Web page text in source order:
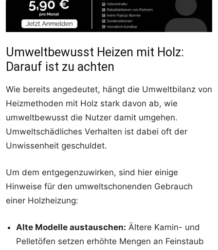
Umweltbewusst Heizen mit Holz:
Darauf ist zu achten
Wie bereits angedeutet, hängt die Umweltbilanz von
Heizmethoden mit Holz stark davon ab, wie
umweltbewusst die Nutzer damit umgehen.
Umweltschädliches Verhalten ist dabei oft der
Unwissenheit geschuldet.
Um dem entgegenzuwirken, sind hier einige
Hinweise für den umweltschonenden Gebrauch
einer Holzheizung:
Alte Modelle austauschen: Ältere Kamin- und
Pelletöfen setzen erhöhte Mengen an Feinstaub